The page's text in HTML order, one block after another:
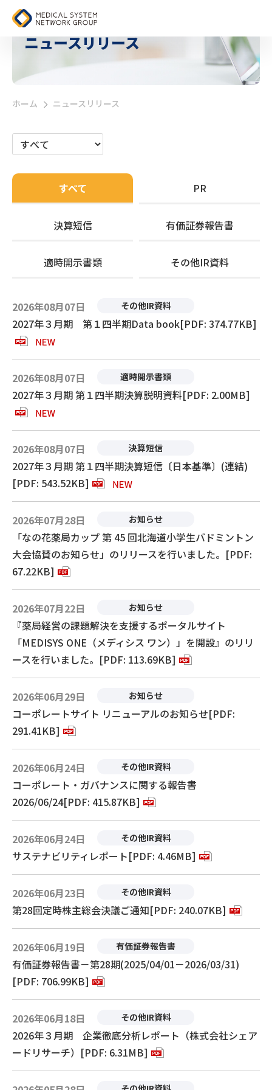
ニュースリリース
ホーム >
ニュースリリース
すべて PR
決算短信 有価証券報告書
適時開示書類 その他IR資料
2026年08月07日 その他IR資料
2027年３月期 第１四半期Data book[PDF: 374.77KB]
2026年08月07日 適時開示書類
2027年３月期 第１四半期決算説明資料[PDF: 2.00MB]
2026年08月07日 決算短信
2027年３月期 第１四半期決算短信〔日本基準〕(連結)
[PDF: 543.52KB]
2026年07月28日 お知らせ
「なの花薬局カップ 第 45 回北海道小学生バドミントン
大会協賛のお知らせ」のリリースを行いました。[PDF:
67.22KB]
2026年07月22日 お知らせ
『薬局経営の課題解決を支援するポータルサイト
「MEDISYS ONE（メディシス ワン）」を開設』のリリ
ースを行いました。[PDF: 113.69KB]
2026年06月29日 お知らせ
コーポレートサイト リニューアルのお知らせ[PDF:
291.41KB]
2026年06月24日 その他IR資料
コーポレート・ガバナンスに関する報告書
2026/06/24[PDF: 415.87KB]
2026年06月24日 その他IR資料
サステナビリティレポート[PDF: 4.46MB]
2026年06月23日 その他IR資料
第28回定時株主総会決議ご通知[PDF: 240.07KB]
2026年06月19日 有価証券報告書
有価証券報告書－第28期(2025/04/01－2026/03/31)
[PDF: 706.99KB]
2026年06月18日 その他IR資料
2026年３月期 企業徹底分析レポート（株式会社シェア
ードリサーチ）[PDF: 6.31MB]